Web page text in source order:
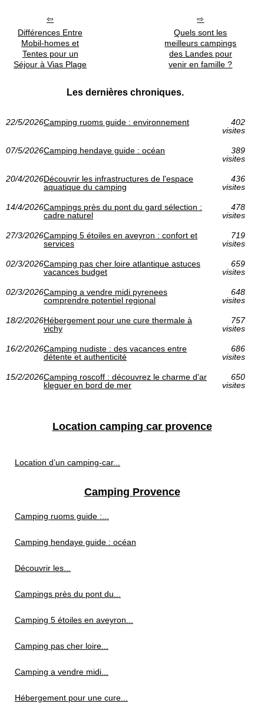
Différences Entre
Mobil-homes et
Tentes pour un
Séjour à Vias Plage
Quels sont les
meilleurs campings
des Landes pour
venir en famille ?
Les dernières chroniques.
22/5/2026Camping ruoms guide : environnement
402
visites
07/5/2026Camping hendaye guide : océan
389
visites
20/4/2026Découvrir les infrastructures de l'espace
aquatique du camping
436
visites
14/4/2026Campings près du pont du gard sélection :
cadre naturel
478
visites
27/3/2026Camping 5 étoiles en aveyron : confort et
services
719
visites
02/3/2026Camping pas cher loire atlantique astuces
vacances budget
659
visites
02/3/2026Camping a vendre midi pyrenees
comprendre potentiel regional
648
visites
18/2/2026Hébergement pour une cure thermale à
vichy
757
visites
16/2/2026Camping nudiste : des vacances entre
détente et authenticité
686
visites
15/2/2026Camping roscoff : découvrez le charme d'ar
kleguer en bord de mer
650
visites
Location camping car provence
Location d’un camping-car...
Camping Provence
Camping ruoms guide :...
Camping hendaye guide : océan
Découvrir les...
Campings près du pont du...
Camping 5 étoiles en aveyron...
Camping pas cher loire...
Camping a vendre midi...
Hébergement pour une cure...